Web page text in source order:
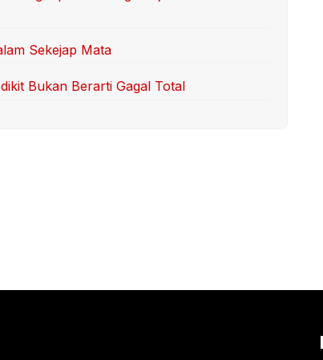
Sekejap Mata
Bukan Berarti Gagal Total